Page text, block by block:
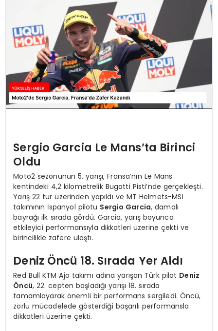
Sergio Garcia Le Mans’ta Birinci
Oldu
Moto2 sezonunun 5. yarışı, Fransa’nın Le Mans
kentindeki 4,2 kilometrelik Bugatti Pisti’nde gerçekleşti.
Yarış 22 tur üzerinden yapıldı ve MT Helmets-MSI
takımının İspanyol pilotu Sergio Garcia, damalı
bayrağı ilk sırada gördü. Garcia, yarış boyunca
etkileyici performansıyla dikkatleri üzerine çekti ve
birincilikle zafere ulaştı.
Deniz Öncü 18. Sırada Yer Aldı
Red Bull KTM Ajo takımı adına yarışan Türk pilot Deniz
Öncü, 22. cepten başladığı yarışı 18. sırada
tamamlayarak önemli bir performans sergiledi. Öncü,
zorlu mücadelede gösterdiği başarılı performansla
dikkatleri üzerine çekti.